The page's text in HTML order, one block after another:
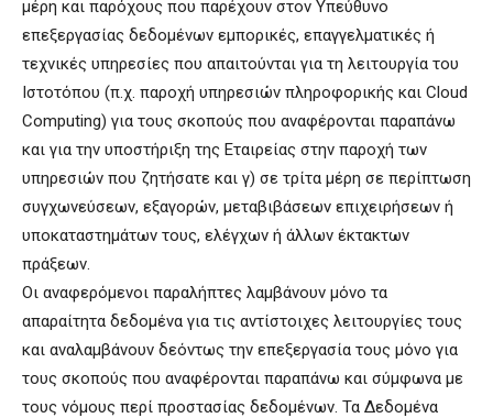
μέρη και παρόχους που παρέχουν στον Υπεύθυνο
επεξεργασίας δεδομένων εμπορικές, επαγγελματικές ή
τεχνικές υπηρεσίες που απαιτούνται για τη λειτουργία του
Ιστοτόπου (π.χ. παροχή υπηρεσιών πληροφορικής και Cloud
Computing) για τους σκοπούς που αναφέρονται παραπάνω
και για την υποστήριξη της Εταιρείας στην παροχή των
υπηρεσιών που ζητήσατε και γ) σε τρίτα μέρη σε περίπτωση
συγχωνεύσεων, εξαγορών, μεταβιβάσεων επιχειρήσεων ή
υποκαταστημάτων τους, ελέγχων ή άλλων έκτακτων
πράξεων.
Οι αναφερόμενοι παραλήπτες λαμβάνουν μόνο τα
απαραίτητα δεδομένα για τις αντίστοιχες λειτουργίες τους
και αναλαμβάνουν δεόντως την επεξεργασία τους μόνο για
τους σκοπούς που αναφέρονται παραπάνω και σύμφωνα με
τους νόμους περί προστασίας δεδομένων. Τα Δεδομένα